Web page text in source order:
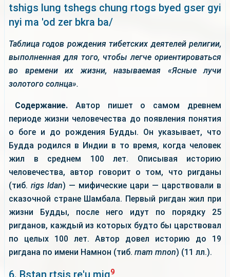
tshigs lung tshegs chung rtogs byed gser gyi
nyi ma 'od zer bkra ba/
Таблица годов рождения тибетских деятелей религии,
выполненная для того, чтобы легче ориентироваться
во времени их жизни, называемая «Ясные лучи
золотого солнца».
Содержание. Автор пишет о самом древнем
периоде жизни человечества до появления понятия
о боге и до рождения Будды. Он указывает, что
Будда родился в Индии в то время, когда человек
жил в среднем 100 лет. Описывая историю
человечества, автор говорит о том, что ригданы
(тиб. rigs ldan) — мифические цари — царствовали в
сказочной стране Шамбала. Первый ригдан жил при
жизни Будды, после него идут по порядку 25
ригданов, каждый из которых будто бы царствовал
по целых 100 лет. Автор довел историю до 19
ригдана по имени Намнон (тиб. rnam mnon) (11 лл.).
6. Bstan rtsis re'u mig9